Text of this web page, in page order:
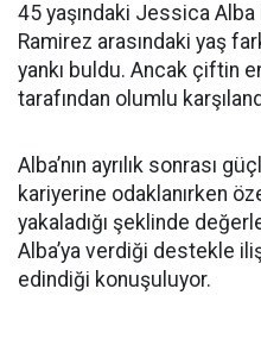
45 yaşındaki Jessica Alba
Ramirez arasındaki yaş
yankı buldu. Ancak çiftin
tarafından olumlu
Alba’nın ayrılık sonrası
kariyerine odaklanırken
yakaladığı şeklinde
Alba’ya verdiği destekle
edindiği konuşuluyor.